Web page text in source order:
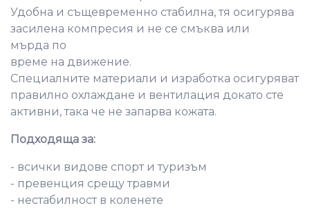
Удобна и същевременно стабилна, тя осигурява
засилена компресия и не се смъква или
мърда по
време на движение.
Специалните материали и изработка осигуряват
правилно охлаждане и вентилация докато сте
активни, така че не запарва кожата.
Подходяща за:
- всички видове спорт и туризъм
- превенция срещу травми
- нестабилност в коленете